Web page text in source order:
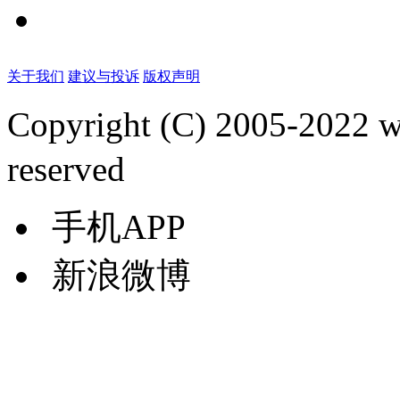
关于我们 建议与投诉 版权声明
Copyright (C) 2005-2022
reserved
手机APP
新浪微博